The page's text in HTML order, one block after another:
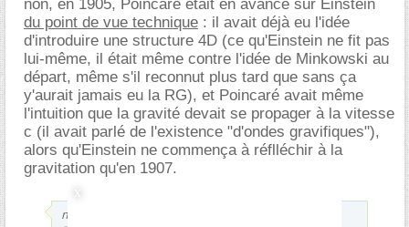
non, en 1905, Poincaré était en avance sur Einstein
du point de vue technique : il avait déjà eu l'idée
d'introduire une structure 4D (ce qu'Einstein ne fit pas
lui-même, il était même contre l'idée de Minkowski au
départ, même s'il reconnut plus tard que sans ça
y'aurait jamais eu la RG), et Poincaré avait même
l'intuition que la gravité devait se propager à la vitesse
c (il avait parlé de l'existence "d'ondes gravifiques"),
alors qu'Einstein ne commença à réflléchir à la
gravitation qu'en 1907.
même si l'histoire a attribué la relativité restreinte à